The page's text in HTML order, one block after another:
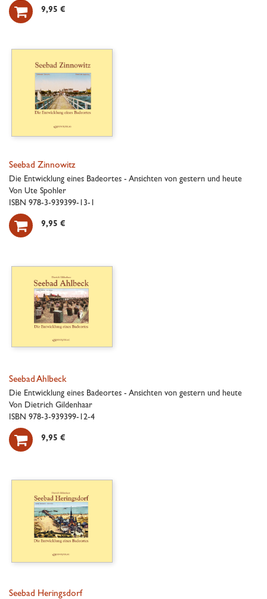
 9,95 €
Seebad Zinnowitz
Die Entwicklung eines Badeortes - Ansichten von gestern und heute
Von Ute Spohler
ISBN 978-3-939399-13-1
 9,95 €
Seebad Ahlbeck
Die Entwicklung eines Badeortes - Ansichten von gestern und heute
Von Dietrich Gildenhaar
ISBN 978-3-939399-12-4
 9,95 €
Seebad Heringsdorf